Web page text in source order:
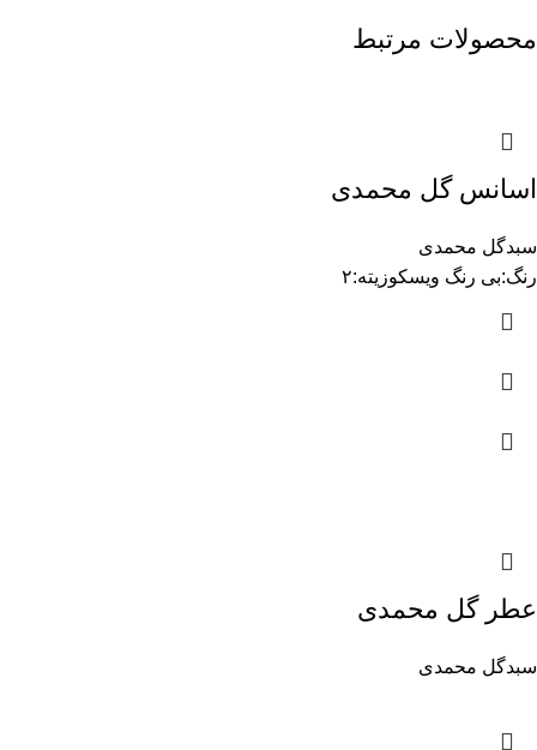
محصولات مرتبط
اسانس گل محمدی
سبدگل محمدی
رنگ:بی رنگ ویسکوزیته:۲
عطر گل محمدی
سبدگل محمدی